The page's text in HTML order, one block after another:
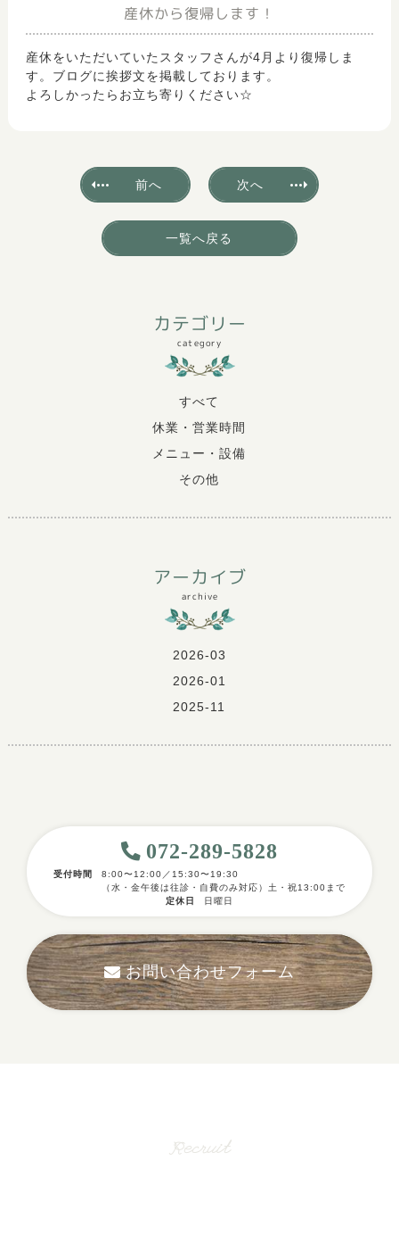
産休から復帰します！
産休をいただいていたスタッフさんが4月より復帰しま
す。ブログに挨拶文を掲載しております。
よろしかったらお立ち寄りください☆
前へ
一覧へ戻る
次へ
カテゴリー
category
すべて
休業・営業時間
メニュー・設備
その他
アーカイブ
archive
2026-03
2026-01
2025-11
072-289-5828
受付時間
8:00〜12:00／15:30〜19:30
（水・金午後は往診・自費のみ対応）土・祝13:00まで
定休日
日曜日
お問い合わせフォーム
Recruit